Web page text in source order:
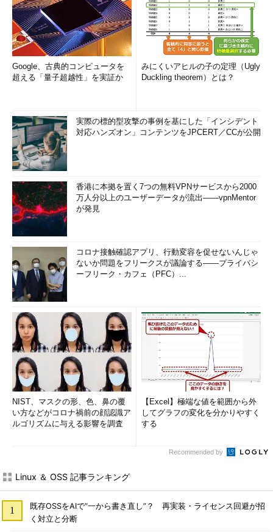
Google、古典的コンピュータを
超える「量子超越性」を実証か
みにくいアヒルの子の定理（Ugly
Duckling theorem）とは？
実際の標的型攻撃の事例を基にした「インシデント
対応ハンズオン」コンテンツをJPCERT／CCが公開
香港に本拠を置く7つの無料VPNサービスから2000
万人分以上のユーザーデータが流出――vpnMentor
が発見
コロナ接触確認アプリ、行動変容を促せないんじゃ
ないか問題をフリークスが議論する――プライバシ
ーフリーク・カフェ（PFC）...
NIST、マスクの形、色、鼻の覆
い方などがコロナ禍前の顔認識ア
ルゴリズムに与える影響を調査
【Excel】極端な値を範囲から外
してグラフの変化を分かりやすく
する
Recommended by
Linux ＆ OSS 記事ランキング
既存OSSをAIで“一から書き直し”？ 再実装・ライセンス回避が招
く対立と分断